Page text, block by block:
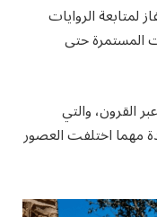
لمتابعة الروايات
المستمرة حتى
القرون، والتي
مهما اختلفت العصور